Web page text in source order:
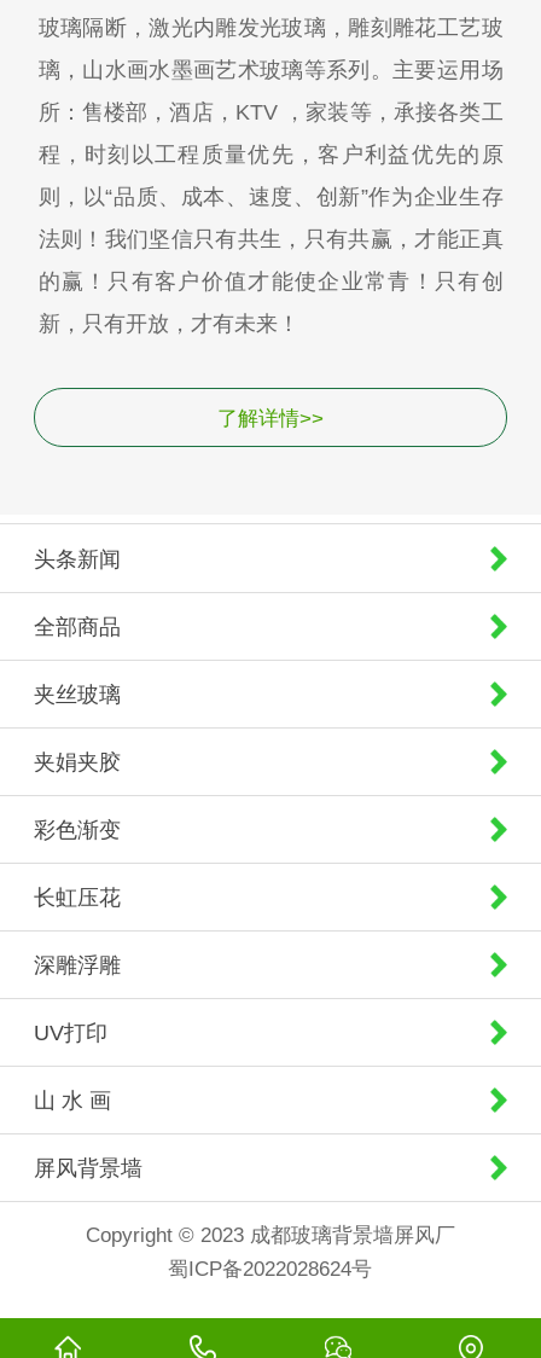
玻璃隔断，激光内雕发光玻璃，雕刻雕花工艺玻
璃，山水画水墨画艺术玻璃等系列。主要运用场
所：售楼部，酒店，KTV ，家装等，承接各类工
程，时刻以工程质量优先，客户利益优先的原
则，以“品质、成本、速度、创新”作为企业生存
法则！我们坚信只有共生，只有共赢，才能正真
的赢！只有客户价值才能使企业常青！只有创
新，只有开放，才有未来！
了解详情>>
头条新闻
全部商品
夹丝玻璃
夹娟夹胶
彩色渐变
长虹压花
深雕浮雕
UV打印
山 水 画
屏风背景墙
Copyright © 2023 成都玻璃背景墙屏风厂
蜀ICP备2022028624号